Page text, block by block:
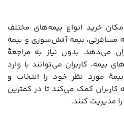
خرید انواع بیمه‌های مختلف
مسافرتی، بیمه آتش‌سوزی و بیمه
می‌دهد. بدون نیاز به مراجعۀ
بیمه، کاربران می‌توانند با وارد
بیمۀ مورد نظر خود را انتخاب و
کاربران کمک می‌کند تا در کمترین
مدیریت کنند.